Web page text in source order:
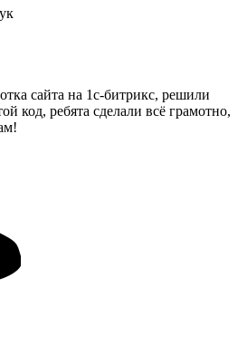
сайта на 1с-битрикс, решили
код, ребята сделали всё грамотно,